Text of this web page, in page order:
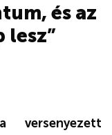
és az
lesz”
versenyezett